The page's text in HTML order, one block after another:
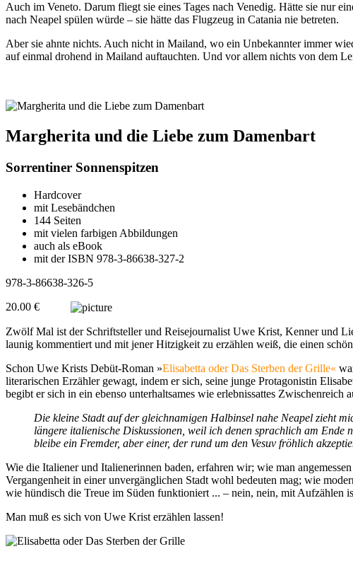
Auch im Veneto. Darum fliegt sie eines Tages nach Venedig. Hätte sie nur
nach Neapel spülen würde – sie hätte das Flugzeug in Catania nie betreten.
Aber sie ahnte nichts. Auch nicht in Mailand, wo ein Unbekannter immer
auf einmal drohend in Mailand auftauchten. Und vor allem nichts von dem
Margherita und die Liebe zum Damenbart
Sorrentiner Sonnenspitzen
Hardcover
mit Lesebändchen
144 Seiten
mit vielen farbigen Abbildungen
auch als eBook
mit der ISBN 978-3-86638-327-2
978-3-86638-326-5
20.00 €
Zwölf Mal ist der Schriftsteller und Reisejournalist Uwe Krist, Kenner und
launig kommentiert und mit jener Hitzigkeit zu erzählen weiß, die einen
Schon Uwe Krists Debüt-Roman »Elisabetta oder Das Sterben der Grille«
literarischen Erzähler gewagt, indem er sich, seine junge Protagonistin
begibt er sich in ein ebenso unterhaltsames wie erlebnissattes Zwischenreich
Die kleine Stadt auf der gleichnamigen Halbinsel nahe Neapel zieht
längere italienische Diskussionen, weil ich denen sprachlich am
bleibe ein Fremder, aber einer, der rund um den Vesuv fröhlich
Wie die Italiener und Italienerinnen baden, erfahren wir; wie man
Vergangenheit in einer unvergänglichen Stadt wohl bedeuten mag; wie
wie hündisch die Treue im Süden funktioniert ... – nein, nein, mit Aufzählen
Man muß es sich von Uwe Krist erzählen lassen!